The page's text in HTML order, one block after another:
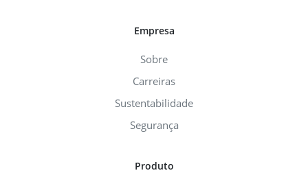
Empresa
Sobre
Carreiras
Sustentabilidade
Segurança
Produto